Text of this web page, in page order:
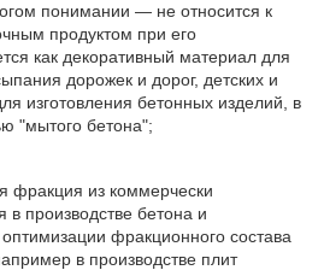
понимании ― не относится к
продуктом при его
как декоративный материал для
дорожек и дорог, детских и
изготовления бетонных изделий, в
"мытого бетона";
из коммерчески
в производстве бетона и
оптимизации фракционного состава
в производстве плит